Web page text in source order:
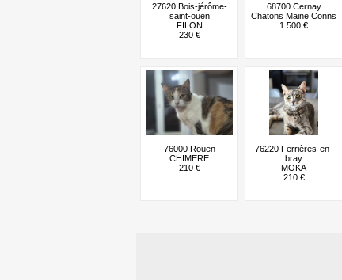
27620 Bois-jérôme-
saint-ouen
FILON
230 €
68700 Cernay
Chatons Maine Conns
1 500 €
76000 Rouen
CHIMERE
210 €
76220 Ferrières-en-
bray
MOKA
210 €